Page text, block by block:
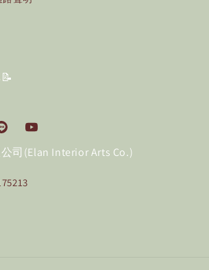
司(Elan Interior Arts Co.)